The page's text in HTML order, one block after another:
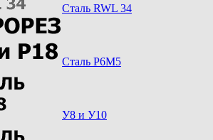
Сталь RWL 34
Сталь Р6М5
У8 и У10